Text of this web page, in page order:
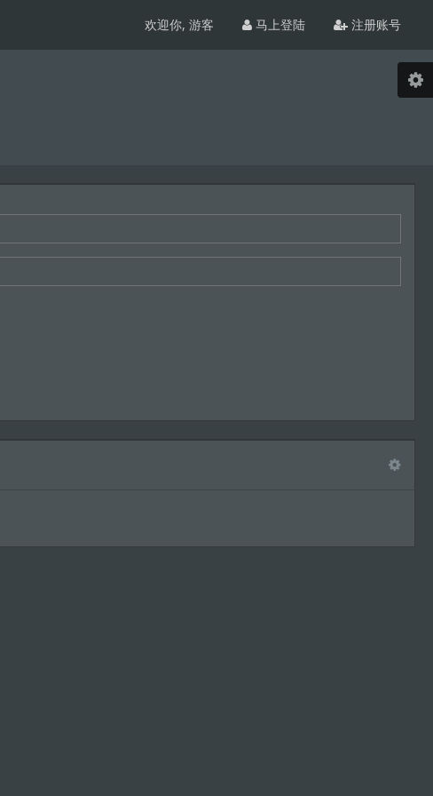
欢迎你, 游客 马上登陆 注册账号